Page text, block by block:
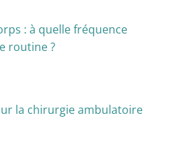
: à quelle fréquence
routine ?
la chirurgie ambulatoire